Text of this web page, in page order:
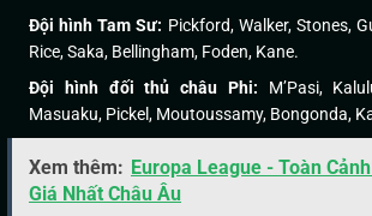
Đội hình Tam Sư: Pickford, Walker, Stones,
Rice, Saka, Bellingham, Foden, Kane.
Đội hình đối thủ châu Phi: M’Pasi,
Masuaku, Pickel, Moutoussamy, Bongonda,
Xem thêm: Europa League - Toàn
Giá Nhất Châu Âu